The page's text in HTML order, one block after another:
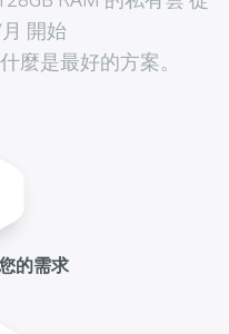
開始
麼是最好的方案。
的需求